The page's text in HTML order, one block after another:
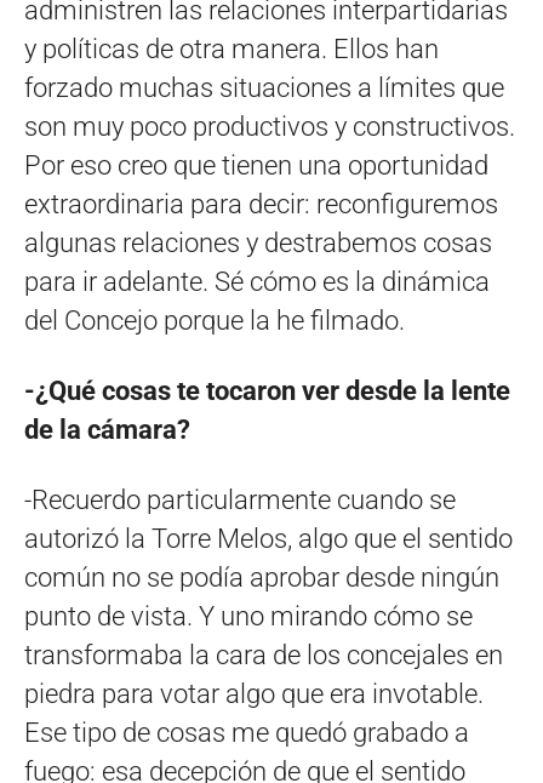
administren las relaciones interpartidarias
y políticas de otra manera. Ellos han
forzado muchas situaciones a límites que
son muy poco productivos y constructivos.
Por eso creo que tienen una oportunidad
extraordinaria para decir: reconfiguremos
algunas relaciones y destrabemos cosas
para ir adelante. Sé cómo es la dinámica
del Concejo porque la he filmado.
-¿Qué cosas te tocaron ver desde la lente
de la cámara?
-Recuerdo particularmente cuando se
autorizó la Torre Melos, algo que el sentido
común no se podía aprobar desde ningún
punto de vista. Y uno mirando cómo se
transformaba la cara de los concejales en
piedra para votar algo que era invotable.
Ese tipo de cosas me quedó grabado a
fuego: esa decepción de que el sentido